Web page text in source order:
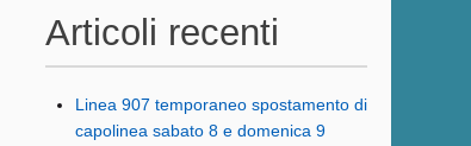
Articoli recenti
Linea 907 temporaneo spostamento di
capolinea sabato 8 e domenica 9